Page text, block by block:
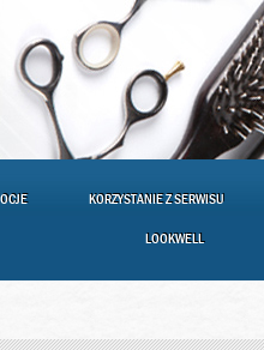
KORZYSTANIE Z SERWISU
LOOKWELL